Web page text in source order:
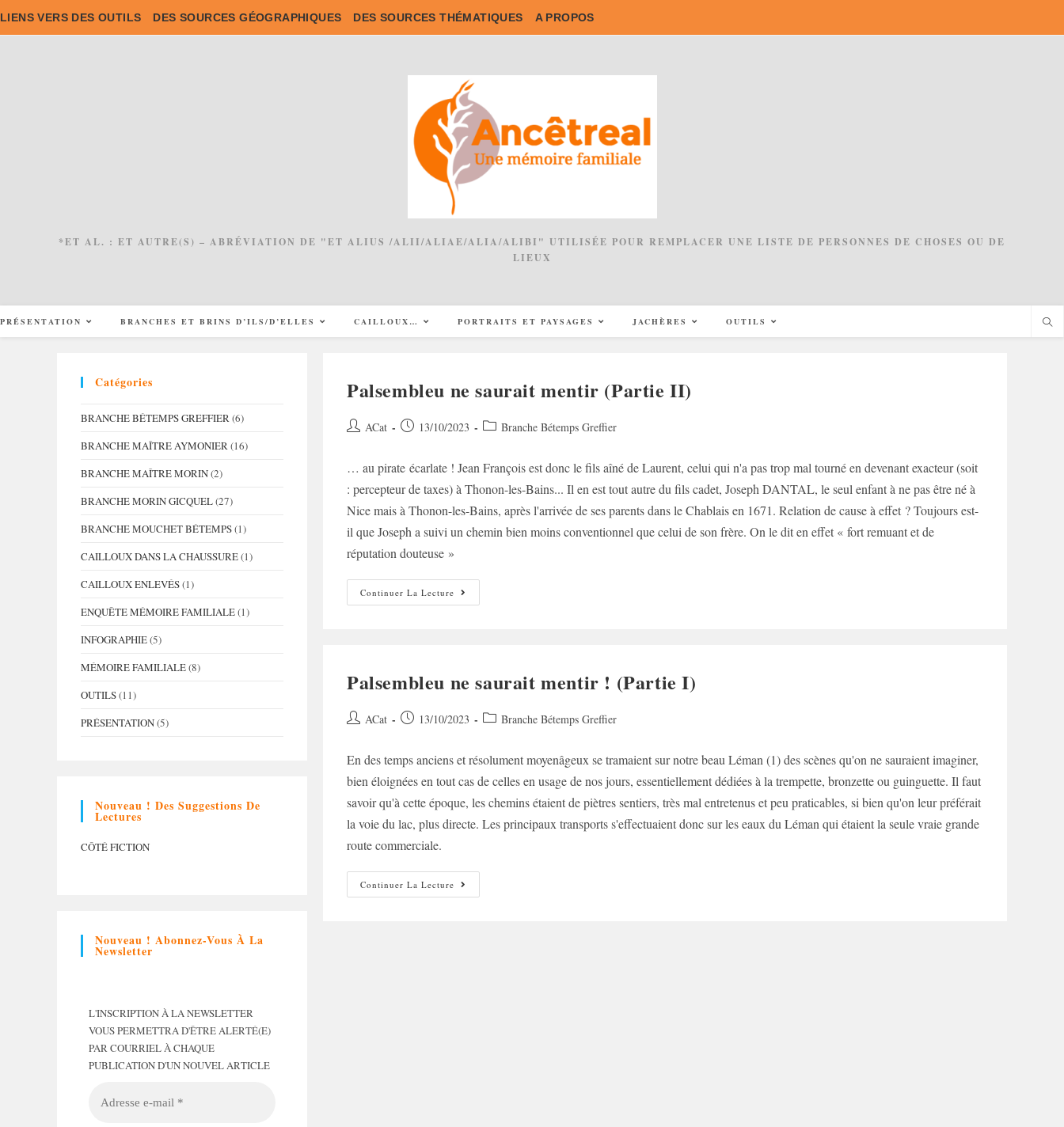
to
LIENS VERS DES OUTILS DES SOURCES GÉOGRAPHIQUES DES SOURCES THÉMATIQUES A PROPOS
*ET AL. : ET AUTRE(S) – ABRÉVIATION DE "ET ALIUS /ALII/ALIAE/ALIA/ALIBI" UTILISÉE POUR REMPLACER UNE LISTE DE PERSONNES DE CHOSES OU DE
LIEUX
PRÉSENTATION BRANCHES ET BRINS D’ILS/D’ELLES CAILLOUX… PORTRAITS ET PAYSAGES JACHÈRES OUTILS
Palsembleu ne saurait mentir (Partie II)
Auteur/autrice
publication :
ACat
Post 13/10/2023
Post Branche Bétemps Greffier
… au pirate écarlate ! Jean François est donc le fils aîné de Laurent, celui qui n'a pas trop mal tourné en devenant exacteur (soit
: percepteur de taxes) à Thonon-les-Bains... Il en est tout autre du fils cadet, Joseph DANTAL, le seul enfant à ne pas être né à
Nice mais à Thonon-les-Bains, après l'arrivée de ses parents dans le Chablais en 1671. Relation de cause à effet ? Toujours est-
il que Joseph a suivi un chemin bien moins conventionnel que celui de son frère. On le dit en effet « fort remuant et de
réputation douteuse »
Continuer La Lecture Palsembleu
Ne
Palsembleu ne saurait mentir ! (Partie I)
Auteur/autrice
publication :
ACat
Post 13/10/2023
Post Branche Bétemps Greffier
En des temps anciens et résolument moyenâgeux se tramaient sur notre beau Léman (1) des scènes qu'on ne sauraient imaginer,
bien éloignées en tout cas de celles en usage de nos jours, essentiellement dédiées à la trempette, bronzette ou guinguette. Il faut
savoir qu'à cette époque, les chemins étaient de piètres sentiers, très mal entretenus et peu praticables, si bien qu'on leur préférait
la voie du lac, plus directe. Les principaux transports s'effectuaient donc sur les eaux du Léman qui étaient la seule vraie grande
route commerciale.
Continuer La Lecture Palsembleu
Ne
Catégories
BRANCHE BÉTEMPS GREFFIER(6)
BRANCHE MAÎTRE AYMONIER(16)
BRANCHE MAÎTRE MORIN(2)
BRANCHE MORIN GICQUEL(27)
BRANCHE MOUCHET BÉTEMPS(1)
CAILLOUX DANS LA CHAUSSURE(1)
CAILLOUX ENLEVÉS(1)
ENQUÊTE MÉMOIRE FAMILIALE(1)
INFOGRAPHIE(5)
MÉMOIRE FAMILIALE(8)
OUTILS(11)
PRÉSENTATION(5)
Nouveau ! Des Suggestions De
Lectures
CÔTÉ FICTION
Nouveau ! Abonnez-Vous À La
Newsletter
L'INSCRIPTION À LA NEWSLETTER
VOUS PERMETTRA D'ÊTRE ALERTÉ(E)
PAR COURRIEL À CHAQUE
PUBLICATION D'UN NOUVEL ARTICLE